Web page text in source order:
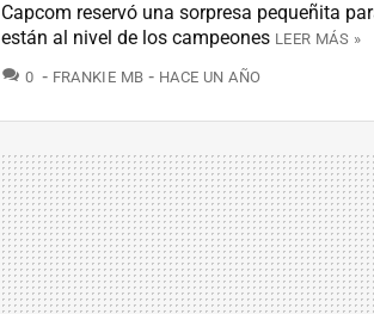
Capcom reservó una sorpresa pequeñita
están al nivel de los campeones LEER MÁS »
0 COMENTARIOS
FRANKIE MB HACE UN AÑO